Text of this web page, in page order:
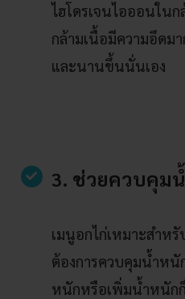
ไฮโดรเจนไอออนใน
กล้ามเนื้อมีความอึดม
และนานขึ้นนั่นเอง
3. ช่วยควบคุม
เมนูอกไก่เหมาะสำห
ต้องการควบคุมน้ำหนั
หนักหรือเพิ่มน้ำหนักก็